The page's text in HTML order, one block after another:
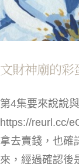
文財神廟的彩
第4集要來說說
https://reurl.cc/
拿去賣錢，也確
來，經過確認